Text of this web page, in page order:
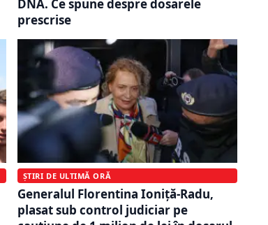
DNA. Ce spune despre dosarele
prescrise
ȘTIRI DE ULTIMĂ ORĂ
Generalul Florentina Ioniță-Radu,
plasat sub control judiciar pe